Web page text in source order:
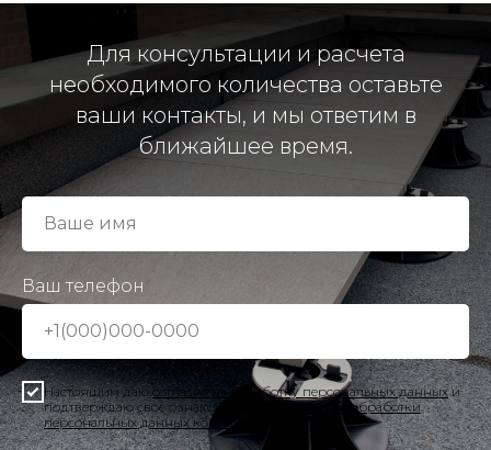
Для консультации и расчета
необходимого количества оставьте
ваши контакты, и мы ответим в
ближайшее время.
Ваш телефон
Настоящим даюсогласие на обработку персональных данныхи
подтверждаю свое ознакомление с
политикой обработки
персональных данных компании